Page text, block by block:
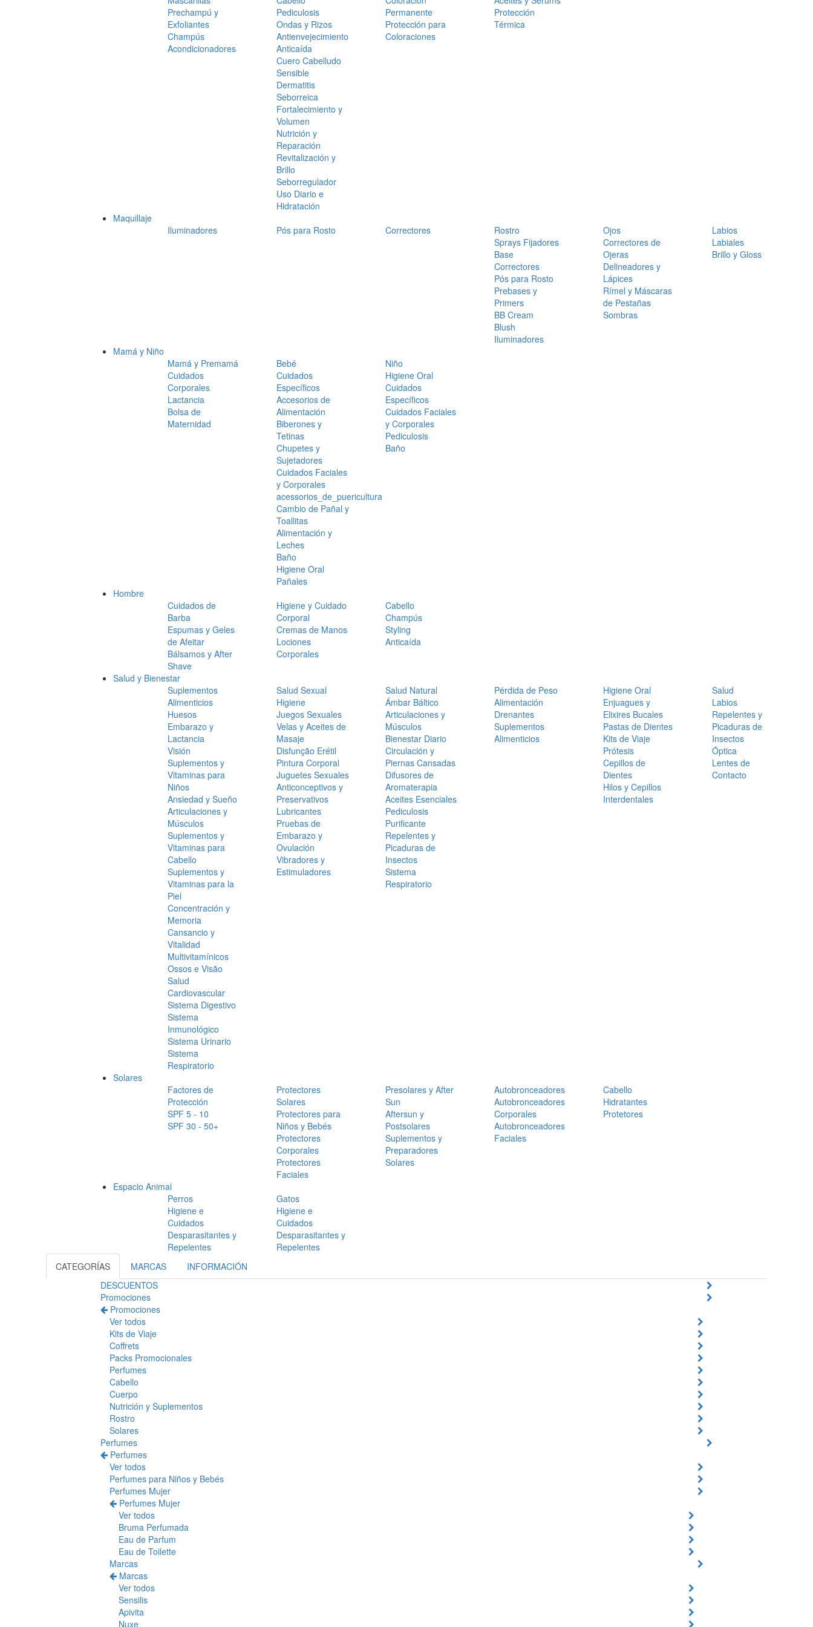
Prechampú y
Exfoliantes
Champús
Acondicionadores
Pediculosis
Ondas y Rizos
Antienvejecimiento
Anticaída
Cuero Cabelludo
Sensible
Dermatitis
Seborreica
Fortalecimiento y
Volumen
Nutrición y
Reparación
Revitalización y
Brillo
Seborregulador
Uso Diario e
Hidratación
Permanente
Protección para
Coloraciones
Protección
Térmica
Maquillaje
Iluminadores
Pós para Rosto Correctores
Rostro
Sprays Fijadores
Base
Correctores
Pós para Rosto
Prebases y
Primers
BB Cream
Blush
Iluminadores
Ojos
Correctores de
Ojeras
Delineadores y
Lápices
Rímel y Máscaras
de Pestañas
Sombras
Labios
Labiales
Brillo y Gloss
Mamá y Niño
Mamá y Premamá
Cuidados
Corporales
Lactancia
Bolsa de
Maternidad
Bebé
Cuidados
Específicos
Accesorios de
Alimentación
Biberones y
Tetinas
Chupetes y
Sujetadores
Cuidados Faciales
y Corporales
acessorios_de_puericultura
Cambio de Pañal y
Toallitas
Alimentación y
Leches
Baño
Higiene Oral
Pañales
Niño
Higiene Oral
Cuidados
Específicos
Cuidados Faciales
y Corporales
Pediculosis
Baño
Hombre
Cuidados de
Barba
Espumas y Geles
de Afeitar
Bálsamos y After
Shave
Higiene y Cuidado
Corporal
Cremas de Manos
Lociones
Corporales
Cabello
Champús
Styling
Anticaída
Salud y Bienestar
Suplementos
Alimenticios
Huesos
Embarazo y
Lactancia
Visión
Suplementos y
Vitaminas para
Niños
Ansiedad y Sueño
Articulaciones y
Músculos
Suplementos y
Vitaminas para
Cabello
Suplementos y
Vitaminas para la
Piel
Concentración y
Memoria
Cansancio y
Vitalidad
Multivitamínicos
Ossos e Visão
Salud
Cardiovascular
Sistema Digestivo
Sistema
Inmunológico
Sistema Urinario
Sistema
Respiratorio
Salud Sexual
Higiene
Juegos Sexuales
Velas y Aceites de
Masaje
Disfunção Erétil
Pintura Corporal
Juguetes Sexuales
Anticonceptivos y
Preservativos
Lubricantes
Pruebas de
Embarazo y
Ovulación
Vibradores y
Estimuladores
Salud Natural
Ámbar Báltico
Articulaciones y
Músculos
Bienestar Diario
Circulación y
Piernas Cansadas
Difusores de
Aromaterapia
Aceites Esenciales
Pediculosis
Purificante
Repelentes y
Picaduras de
Insectos
Sistema
Respiratorio
Pérdida de Peso
Alimentación
Drenantes
Suplementos
Alimenticios
Higiene Oral
Enjuagues y
Elixires Bucales
Pastas de Dientes
Kits de Viaje
Prótesis
Cepillos de
Dientes
Hilos y Cepillos
Interdentales
Salud
Labios
Repelentes y
Picaduras de
Insectos
Óptica
Lentes de
Contacto
Solares
Factores de
Protección
SPF 5 - 10
SPF 30 - 50+
Protectores
Solares
Protectores para
Niños y Bebés
Protectores
Corporales
Protectores
Faciales
Presolares y After
Sun
Aftersun y
Postsolares
Suplementos y
Preparadores
Solares
Autobronceadores
Autobronceadores
Corporales
Autobronceadores
Faciales
Cabello
Hidratantes
Protetores
Espacio Animal
Perros
Higiene e
Cuidados
Desparasitantes y
Repelentes
Gatos
Higiene e
Cuidados
Desparasitantes y
Repelentes
CATEGORÍAS
MARCAS
INFORMACIÓN
DESCUENTOS
Promociones
Promociones
Ver todos
Kits de Viaje
Coffrets
Packs Promocionales
Perfumes
Cabello
Cuerpo
Nutrición y Suplementos
Rostro
Solares
Perfumes
Perfumes
Ver todos
Perfumes para Niños y Bebés
Perfumes Mujer
Perfumes Mujer
Ver todos
Bruma Perfumada
Eau de Parfum
Eau de Toilette
Marcas
Marcas
Ver todos
Sensilis
Apivita
Nuxe